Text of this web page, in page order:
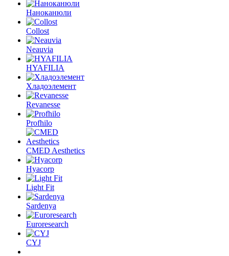
Наноканюли
Collost
Neauvia
HYAFILIA
Хладоэлемент
Revanesse
Profhilo
CMED Aesthetics
Hyacorp
Light Fit
Sardenya
Euroresearch
CYJ